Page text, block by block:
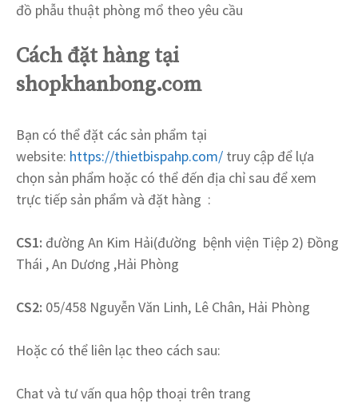
đồ phẫu thuật phòng mổ theo yêu cầu
Cách đặt hàng tại
shopkhanbong.com
Bạn có thể đặt các sản phẩm tại
website: https://thietbispahp.com/ truy cập để lựa
chọn sản phẩm hoặc có thể đến địa chỉ sau để xem
trực tiếp sản phẩm và đặt hàng :
CS1: đường An Kim Hải(đường bệnh viện Tiệp 2) Đồng
Thái , An Dương ,Hải Phòng
CS2: 05/458 Nguyễn Văn Linh, Lê Chân, Hải Phòng
Hoặc có thể liên lạc theo cách sau:
Chat và tư vấn qua hộp thoại trên trang